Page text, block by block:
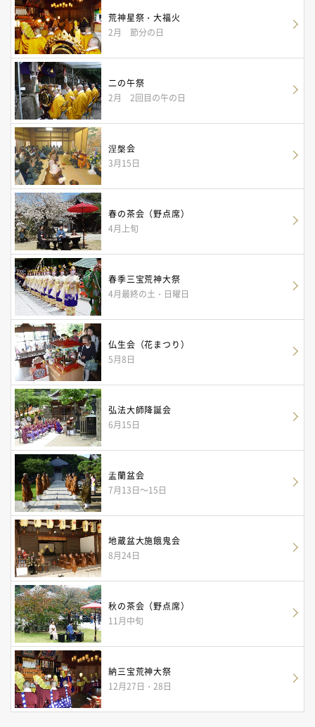
荒神星祭・大福火
2月 節分の日
二の午祭
2月 2回目の午の日
涅槃会
3月15日
春の茶会（野点席）
4月上旬
春季三宝荒神大祭
4月最終の土・日曜日
仏生会（花まつり）
5月8日
弘法大師降誕会
6月15日
盂蘭盆会
7月13日～15日
地蔵盆大施餓鬼会
8月24日
秋の茶会（野点席）
11月中旬
納三宝荒神大祭
12月27日・28日